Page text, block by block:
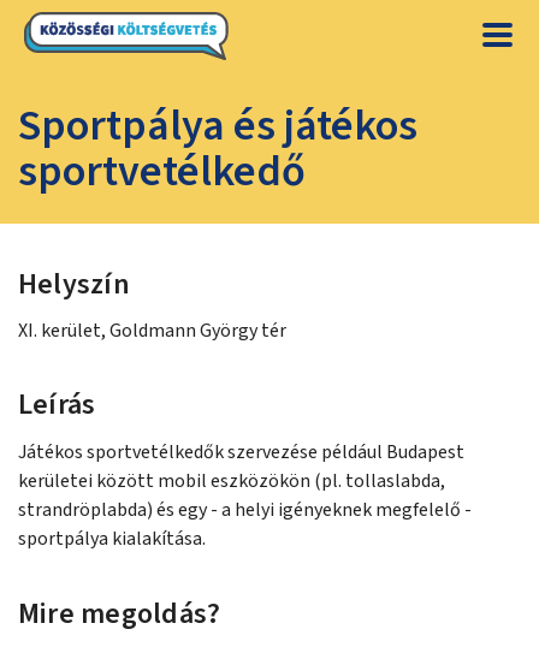
Sportpálya és játékos
sportvetélkedő
Helyszín
XI. kerület, Goldmann György tér
Leírás
Játékos sportvetélkedők szervezése például Budapest
kerületei között mobil eszközökön (pl. tollaslabda,
strandröplabda) és egy - a helyi igényeknek megfelelő -
sportpálya kialakítása.
Mire megoldás?